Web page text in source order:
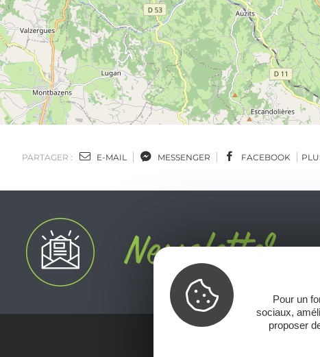
PARTAGER : E-MAIL MESSENGER FACEBOOK
Pour un
sociaux,
proposer